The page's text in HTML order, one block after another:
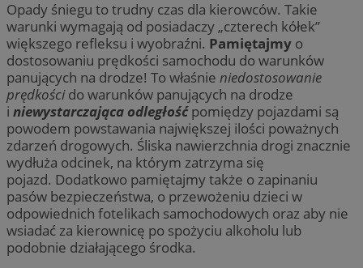
Opady śniegu to trudny czas dla kierowców. Takie
warunki wymagają od posiadaczy „czterech kółek”
większego refleksu i wyobraźni. Pamiętajmy o
dostosowaniu prędkości samochodu do warunków
panujących na drodze! To właśnie niedostosowanie
prędkoścido warunków panujących na drodze
i niewystarczająca odległośćpomiędzy pojazdami są
powodem powstawania największej ilości poważnych
zdarzeń drogowych. Śliska nawierzchnia drogi znacznie
wydłuża odcinek, na którym zatrzyma się
pojazd. Dodatkowo pamiętajmy także o zapinaniu
pasów bezpieczeństwa, o przewożeniu dzieci w
odpowiednich fotelikach samochodowych oraz aby nie
wsiadać za kierownicę po spożyciu alkoholu lub
podobnie działającego środka.